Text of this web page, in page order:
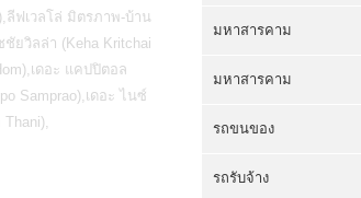
ลีฟเวลโล่ มิตรภาพ-บ้าน
ยวิลล่า (Keha Kritchai
เดอะ แคปปิตอล
Samprao),เดอะ ไนซ์
มหาสารคาม
มหาสารคาม
รถขนของ
รถรับจ้าง